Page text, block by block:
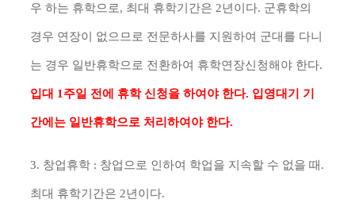
우 하는 휴학으로, 최대 휴학기간은 2년이다. 군휴학의
경우 연장이 없으므로 전문하사를 지원하여 군대를 다니
는 경우 일반휴학으로 전환하여 휴학연장신청해야 한다.
입대 1주일 전에 휴학 신청을 하여야 한다. 입영대기 기
간에는 일반휴학으로 처리하여야 한다.
3. 창업휴학 : 창업으로 인하여 학업을 지속할 수 없을 때.
최대 휴학기간은 2년이다.